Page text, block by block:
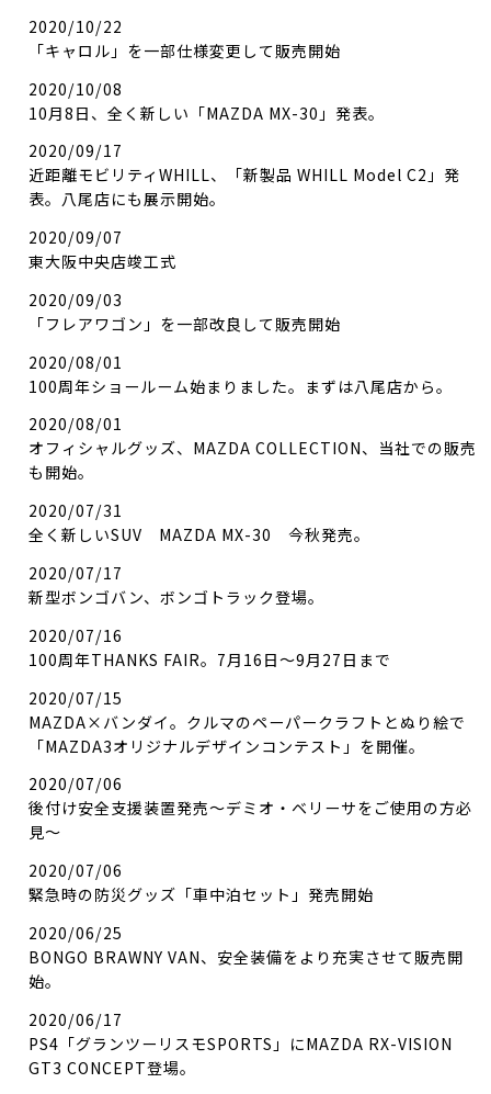
2020/10/22
「キャロル」を一部仕様変更して販売開始
2020/10/08
10月8日、全く新しい「MAZDA MX-30」発表。
2020/09/17
近距離モビリティWHILL、「新製品 WHILL Model C2」発
表。八尾店にも展示開始。
2020/09/07
東大阪中央店竣工式
2020/09/03
「フレアワゴン」を一部改良して販売開始
2020/08/01
100周年ショールーム始まりました。まずは八尾店から。
2020/08/01
オフィシャルグッズ、MAZDA COLLECTION、当社での販売
も開始。
2020/07/31
全く新しいSUV MAZDA MX-30 今秋発売。
2020/07/17
新型ボンゴバン、ボンゴトラック登場。
2020/07/16
100周年THANKS FAIR。7月16日～9月27日まで
2020/07/15
MAZDA×バンダイ。クルマのペーパークラフトとぬり絵で
「MAZDA3オリジナルデザインコンテスト」を開催。
2020/07/06
後付け安全支援装置発売～デミオ・ベリーサをご使用の方必
見～
2020/07/06
緊急時の防災グッズ「車中泊セット」発売開始
2020/06/25
BONGO BRAWNY VAN、安全装備をより充実させて販売開
始。
2020/06/17
PS4「グランツーリスモSPORTS」にMAZDA RX-VISION
GT3 CONCEPT登場。